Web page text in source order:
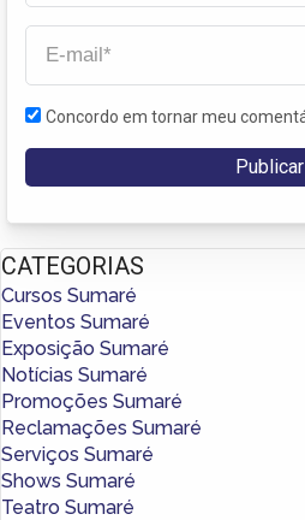
Concordo em tornar meu
CATEGORIAS
Cursos Sumaré
Eventos Sumaré
Exposição Sumaré
Notícias Sumaré
Promoções Sumaré
Reclamações Sumaré
Serviços Sumaré
Shows Sumaré
Teatro Sumaré